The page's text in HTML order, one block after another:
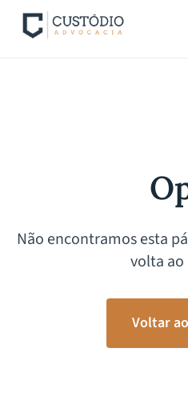
Não encontramos esta
volta
Voltar